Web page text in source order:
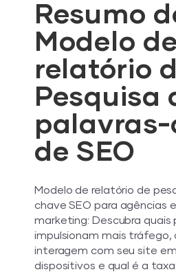
Resumo
Modelo de
relatório
Pesquisa
palavras-
de SEO
Modelo de relatório de
chave SEO para agências
marketing: Descubra quais
impulsionam mais tráfego,
interagem com seu site
dispositivos e qual é a